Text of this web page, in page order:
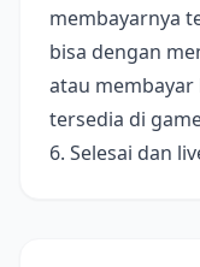
membayarnya
bisa dengan
atau
tersedia di
6. Selesai dan